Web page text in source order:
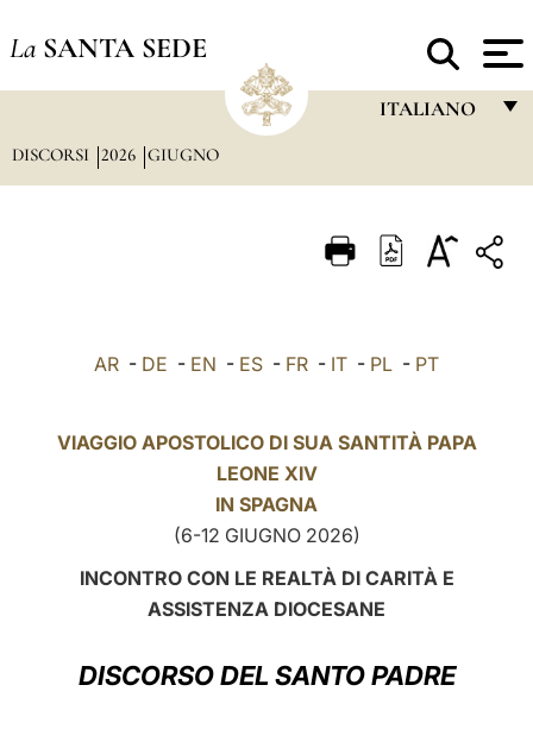
La SANTA SEDE
ITALIANO
ITALIANO
POLSKI
LATINE
DISCORSI 2026 GIUGNO
AR - DE - EN - ES - FR - IT - PL - PT
VIAGGIO APOSTOLICO DI SUA SANTITÀ PAPA
LEONE XIV
IN SPAGNA
(6-12 GIUGNO 2026)
INCONTRO CON LE REALTÀ DI CARITÀ E
ASSISTENZA DIOCESANE
DISCORSO DEL SANTO PADRE